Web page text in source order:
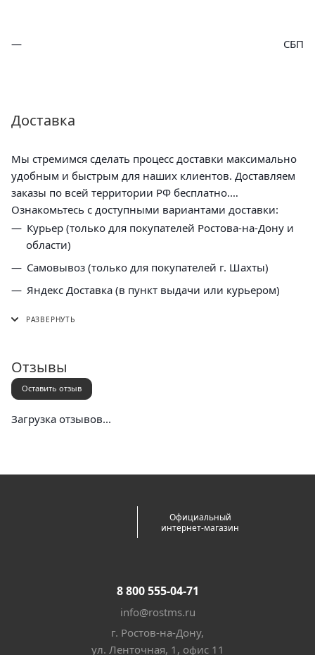
СБП
Доставка
Мы стремимся сделать процесс доставки максимально
удобным и быстрым для наших клиентов. Доставляем
заказы по всей территории РФ бесплатно.
Ознакомьтесь с доступными вариантами доставки:
Курьер (только для покупателей Ростова-на-Дону и
области)
Самовывоз (только для покупателей г. Шахты)
Яндекс Доставка (в пункт выдачи или курьером)
Отзывы
Оставить отзыв
Загрузка отзывов...
Официальный
интернет-магазин
8 800 555-04-71
info@rostms.ru
г. Ростов-на-Дону,
ул. Ленточная, 1, офис 11